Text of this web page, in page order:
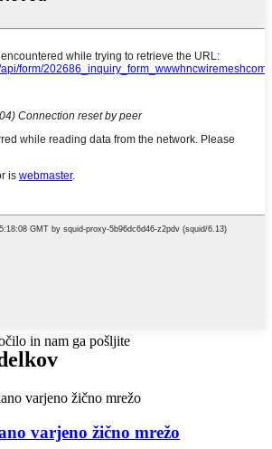
in nam ga pošljite
varjeno žično mrežo